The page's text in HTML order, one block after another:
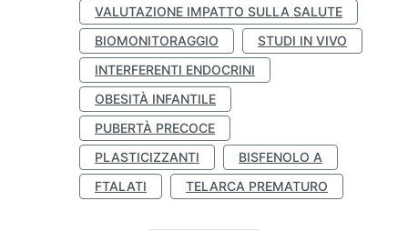
VALUTAZIONE IMPATTO SULLA SALUTE
BIOMONITORAGGIO
STUDI IN VIVO
INTERFERENTI ENDOCRINI
OBESITÀ INFANTILE
PUBERTÀ PRECOCE
PLASTICIZZANTI
BISFENOLO A
FTALATI
TELARCA PREMATURO